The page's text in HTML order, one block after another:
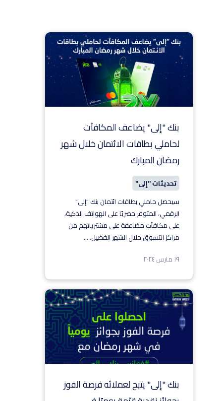
بنك "إلى" يضاعف المكافآت
لحاملي بطاقات الائتمان خلال شهر
رمضان المبارك
تحديثات "إلى"
سيحصل حاملي بطاقات ائتمان بنك "إلى"
الرقمي، المتوفر حصريًا على الهواتف الذكية،
على مكافآت مضاعفة على مشترياتهم من
مراكز التسوق خلال الشهر الفضيل....
١٩ مارس ٢٠٢٤
بنك "إلى" يتيح لعملائه فرصة الفوز